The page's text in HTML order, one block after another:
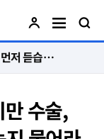
“절대 먼저 말하지 않아요. 대신 먼저 듣습니다”
수술,